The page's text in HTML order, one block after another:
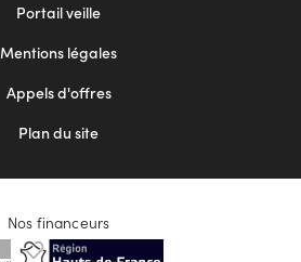
Portail veille
Mentions légales
Appels d'offres
Plan du site
Nos financeurs